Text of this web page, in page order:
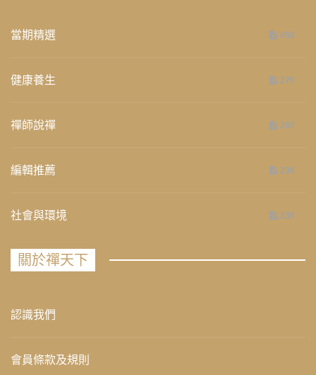
當期精選 658
健康養生 276
禪師說禪 267
編輯推薦 236
社會與環境 235
關於禪天下
認識我們
會員條款及規則